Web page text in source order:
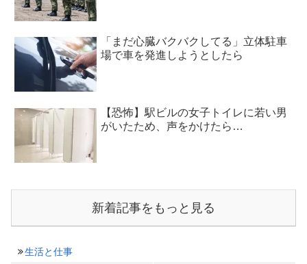
「まだ心臓バクバクしてる」立体駐車
場で車を発進しようとしたら
【恐怖】駅ビルの女子トイレに若い男
がいたため、声をかけたら…
新着記事をもっと見る
生活と仕事